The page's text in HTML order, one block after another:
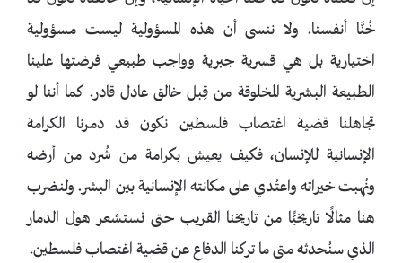
خُنَّا أنفسنا. ولا ننسى أن هذه المسؤولية ليست مسؤولية
اختيارية بل هي قسرية جبرية وواجب طبيعي فرضتها علينا
الطبيعة البشرية المخلوقة من قِبل خالق عادل قادر. كما أننا لو
تجاهلنا قضية اغتصاب فلسطين نكون قد دمرنا الكرامة
الإنسانية للإنسان، فكيف يعيش بكرامة من شُرد من أرضه
ونُهبت خيراته واعتُدي على مكانته الإنسانية بين البشر. ولنضرب
هنا مثالًا تاريخيًّا من تاريخنا القريب حتى نستشعر هول الدمار
الذي سنُحدثه متى ما تركنا الدفاع عن قضية اغتصاب فلسطين.